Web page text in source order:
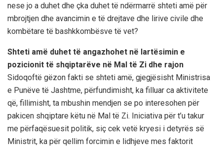
nese jo a duhet dhe çka duhet të ndërmarrë shteti amë për
mbrojtjen dhe avancimin e të drejtave dhe lirive civile dhe
kombëtare të bashkkombësve të vet?
Shteti amë duhet të angazhohet në lartësimin e
pozicionit të shqiptarëve në Mal të Zi dhe rajon
Sidoqoftë gëzon fakti se shteti amë, gjegjësisht Ministrisa
e Punëve të Jashtme, përfundimisht, ka filluar ca aktivitete
që, fillimisht, ta mbushin mendjen se po interesohen për
pakicen shqiptare këtu në Mal të Zi. Iniciativa për t’u takur
me përfaqësuesit politik, siç cek vetë kryesi i detyrës së
Ministrit, ka për qellim forcimin e lidhjeve mes faktorit